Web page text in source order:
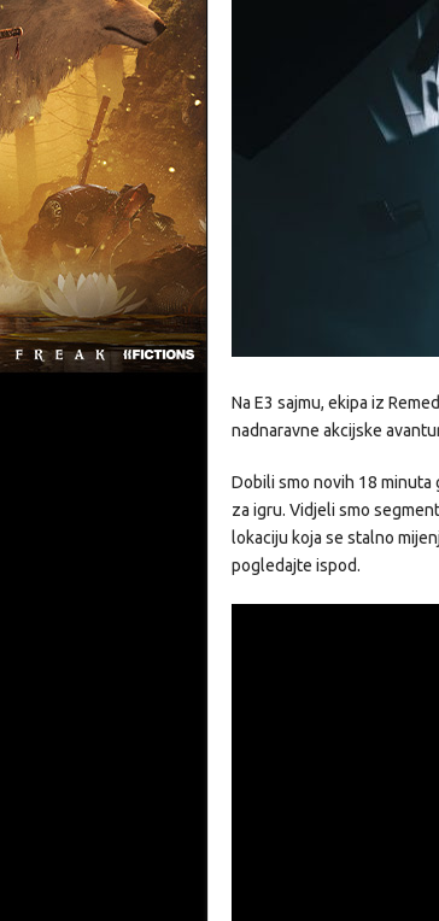
Na E3 sajmu, ekipa iz
nadnaravne akcijske
Dobili smo novih 18 minuta
za igru. Vidjeli smo
lokaciju koja se stalno
pogledajte ispod.